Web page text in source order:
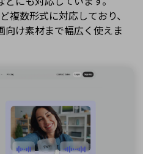
複数形式に対応しており、
け素材まで幅広く使えま